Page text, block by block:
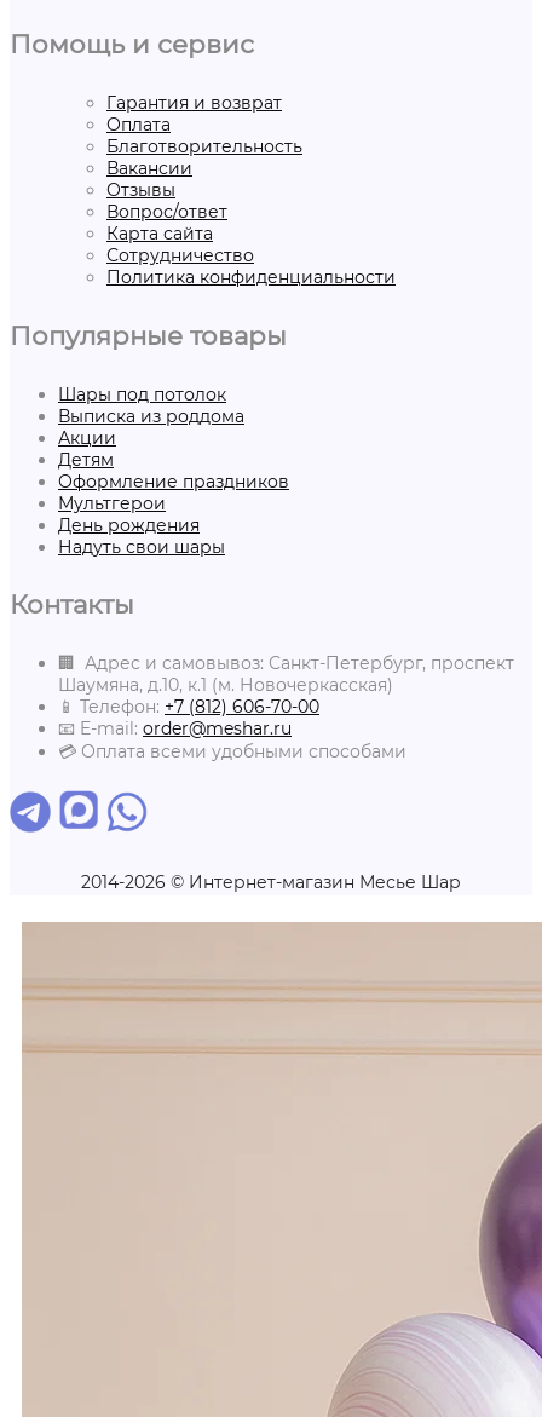
Помощь и сервис
Гарантия и возврат
Оплата
Благотворительность
Вакансии
Отзывы
Вопрос/ответ
Карта сайта
Сотрудничество
Политика конфиденциальности
Популярные товары
Шары под потолок
Выписка из роддома
Акции
Детям
Оформление праздников
Мультгерои
День рождения
Надуть свои шары
Контакты
🏢 Адрес и самовывоз: Санкт-Петербург, проспект
Шаумяна, д.10, к.1 (м. Новочеркасская)
📱 Телефон: +7 (812) 606-70-00
📧 E-mail: order@meshar.ru
💳 Оплата всеми удобными способами
2014-2026 © Интернет-магазин Месье Шар